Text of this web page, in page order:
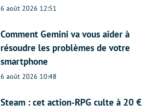
6 août 2026 12:51
Comment Gemini va vous aider à
résoudre les problèmes de votre
smartphone
6 août 2026 10:48
Steam : cet action-RPG culte à 20 €